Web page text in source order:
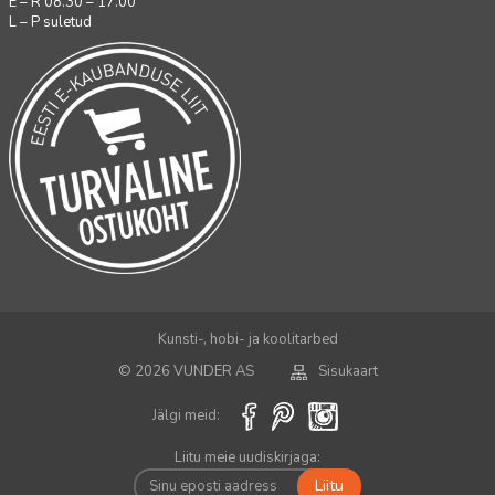
L – P suletud
Kunsti-, hobi- ja koolitarbed
© 2026 VUNDER AS
Sisukaart
Jälgi meid:
Liitu meie uudiskirjaga: